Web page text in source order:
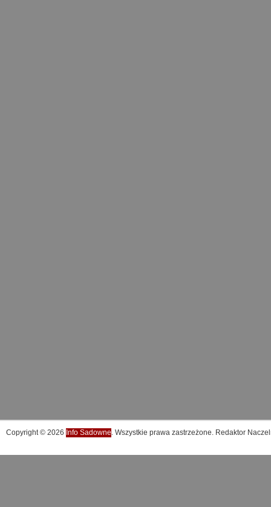
Copyright © 2026 Info Sadowne. Wszystkie prawa zastrzeżone. Redaktor